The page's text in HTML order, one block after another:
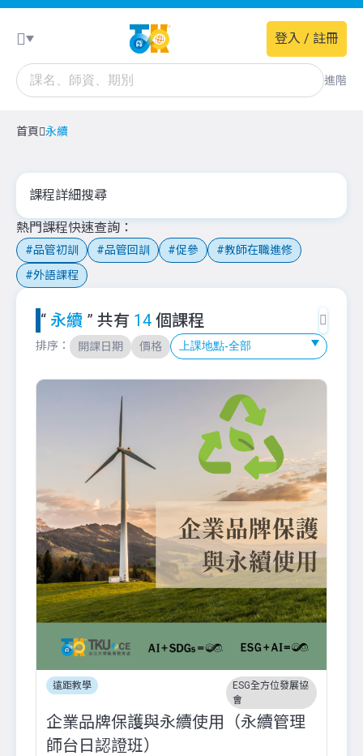
進階
登入 / 註冊
首頁 永續
課程詳細搜尋
熱門課程快速查詢
品管初訓 品管回訓 促參
教師在職進修
外語課程
“ 永續 ” 共有 14 個課程
排序： 開課日期 價格
遠距教學
ESG全方位發展協
會
企業品牌保護與永續使用（永續管理
師台日認證班）